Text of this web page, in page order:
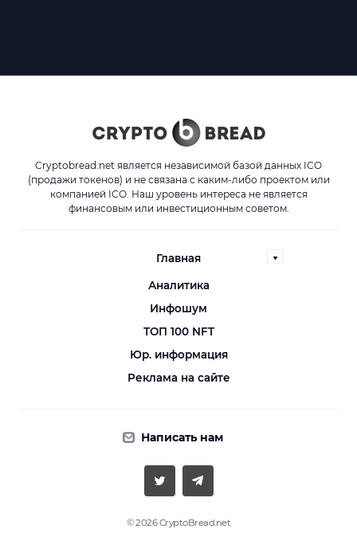
Cryptobread.net является независимой базой данных ICO
(продажи токенов) и не связана с каким-либо проектом или
компанией ICO. Наш уровень интереса не является
финансовым или инвестиционным советом.
Главная
Аналитика
Инфошум
ТОП 100 NFT
Юр. информация
Реклама на сайте
Написать нам
© 2026 CryptoBread.net